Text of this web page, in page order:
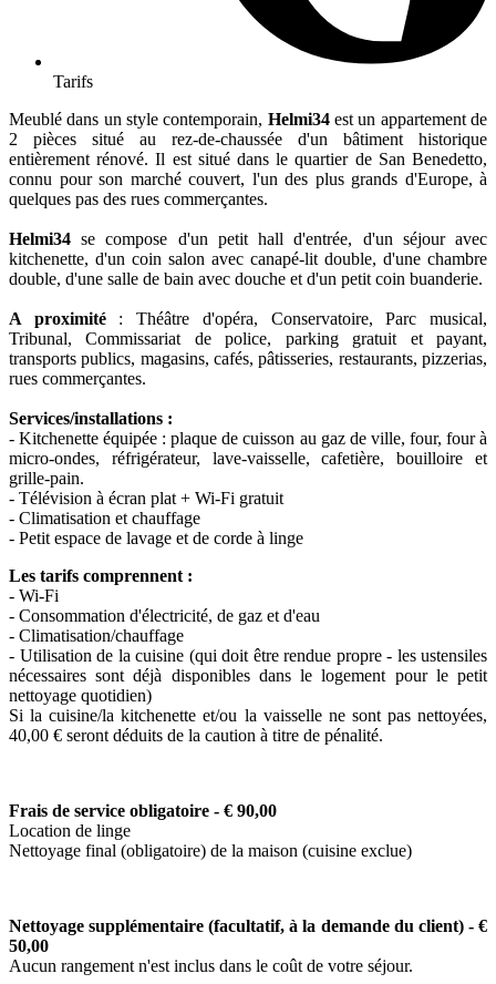
Tarifs
Meublé dans un style contemporain, Helmi34est un appartement de
2 pièces situé au rez-de-chaussée d'un bâtiment historique
entièrement rénové. Il est situé dans le quartier de San Benedetto,
connu pour son marché couvert, l'un des plus grands d'Europe, à
quelques pas des rues commerçantes.
Helmi34 se compose d'un petit hall d'entrée, d'un séjour avec
kitchenette, d'un coin salon avec canapé-lit double, d'une chambre
double, d'une salle de bain avec douche et d'un petit coin buanderie.
A proximité: Théâtre d'opéra, Conservatoire, Parc musical,
Tribunal, Commissariat de police, parking gratuit et payant,
transports publics, magasins, cafés, pâtisseries, restaurants, pizzerias,
rues commerçantes.
Services/installations :
- Kitchenette équipée : plaque de cuisson au gaz de ville, four, four à
micro-ondes, réfrigérateur, lave-vaisselle, cafetière, bouilloire et
grille-pain.
- Télévision à écran plat + Wi-Fi gratuit
- Climatisation et chauffage
- Petit espace de lavage et de corde à linge
Les tarifs comprennent :
- Wi-Fi
- Consommation d'électricité, de gaz et d'eau
- Climatisation/chauffage
- Utilisation de la cuisine (qui doit être rendue propre - les ustensiles
nécessaires sont déjà disponibles dans le logement pour le petit
nettoyage quotidien)
Si la cuisine/la kitchenette et/ou la vaisselle ne sont pas nettoyées,
40,00 € seront déduits de la caution à titre de pénalité.
Frais de service obligatoire - € 90,00
Location de linge
Nettoyage final (obligatoire) de la maison (cuisine exclue)
Nettoyage supplémentaire(facultatif, à la demande du client) - €
50,00
Aucun rangement n'est inclus dans le coût de votre séjour.